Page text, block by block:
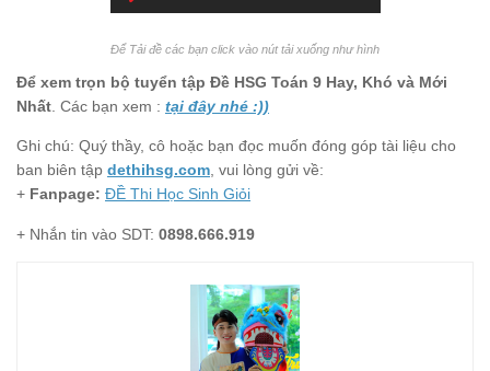
Để Tải đề các bạn click vào nút tải xuống như hình
Để xem trọn bộ tuyển tập Đề HSG Toán 9 Hay, Khó và Mới
Nhất. Các bạn xem : tại đây nhé :))
Ghi chú: Quý thầy, cô hoặc bạn đọc muốn đóng góp tài liệu cho
ban biên tập dethihsg.com, vui lòng gửi về:
+ Fanpage: ĐỀ Thi Học Sinh Giỏi
+ Nhắn tin vào SDT: 0898.666.919